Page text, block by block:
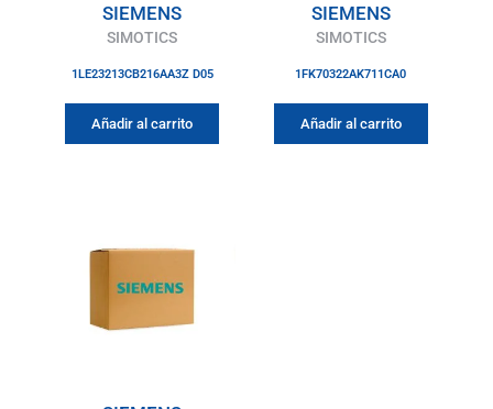
SIEMENS
SIMOTICS
1LE23213CB216AA3Z D05
Añadir al carrito
SIEMENS
SIMOTICS
1FK70322AK711CA0
Añadir al carrito